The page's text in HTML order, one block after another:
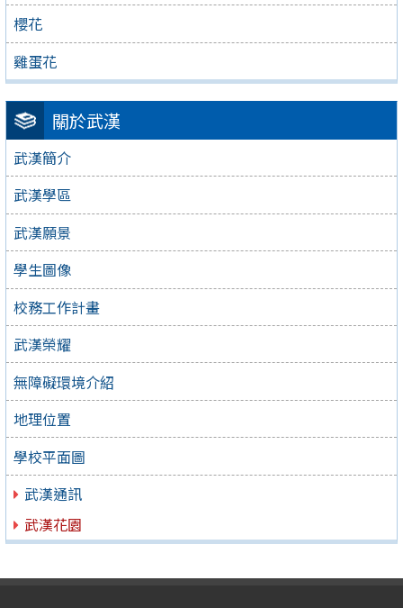
櫻花
雞蛋花
關於武漢
武漢簡介
武漢學區
武漢願景
學生圖像
校務工作計畫
武漢榮耀
無障礙環境介紹
地理位置
學校平面圖
武漢通訊
武漢花園